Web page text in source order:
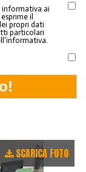
informativa ai
il
propri dati
particolari
SCARICA FOTO